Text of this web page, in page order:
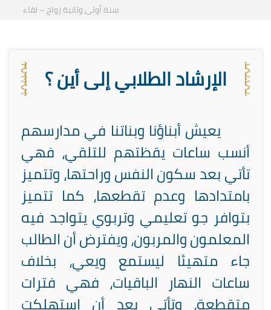
سنة أولى وثانية زواج – لقاء مع
الإرشاد الطلابي إلى أين ؟
يعيش أبناؤنا وبناتنا في مدارسهم
أنسب ساعات يقظتهم للتلقي، فهي
تأتي بعد سكون النفس وراحتها، وتتميز
بامتدادها وعدم تقطعها، كما تتميز
بتوافر جو تعليمي وتربوي يتواجد فيه
المعلمون والمربون، ويفترض أن الطالب
جاء متهيئا ليستمع ويعي، بخلاف
ساعات النهار الباقيات، فهي فترات
متقطعة، وتأتي بعد أن استهلكت